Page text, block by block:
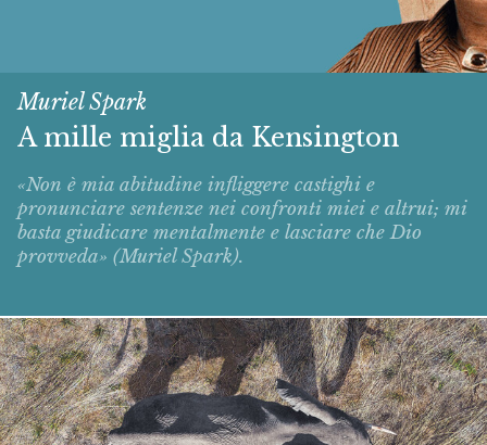
Muriel Spark
A mille miglia da Kensington
«Non è mia abitudine infliggere castighi e
pronunciare sentenze nei confronti miei e altrui; mi
basta giudicare mentalmente e lasciare che Dio
provveda» (Muriel Spark).